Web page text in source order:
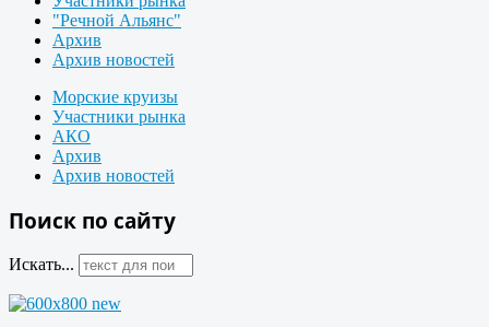
"Речной Альянс"
Архив
Архив новостей
Морские круизы
Участники рынка
АКО
Архив
Архив новостей
Поиск по сайту
Искать...